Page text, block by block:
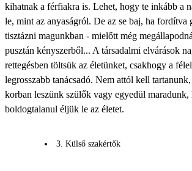
kihatnak a férfiakra is. Lehet, hogy te inkább a
le, mint az anyaságról. De az se baj, ha
tisztázni magunkban - mielőtt még
pusztán kényszerből... A társadalmi elvárások
rettegésben töltsük az életünket, csakhogy a
legrosszabb tanácsadó. Nem attól kell
korban leszünk szülők vagy egyedül maradunk,
boldogtalanul éljük le az életet.
3. Külső szakértők